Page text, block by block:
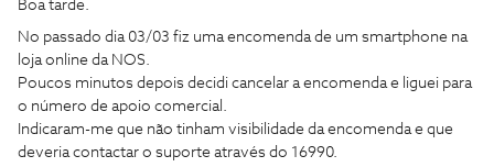
Boa tarde.
No passado dia 03/03 fiz uma encomenda de um smartphone na
loja online da NOS.
Poucos minutos depois decidi cancelar a encomenda e liguei para
o número de apoio comercial.
Indicaram-me que não tinham visibilidade da encomenda e que
deveria contactar o suporte através do 16990.